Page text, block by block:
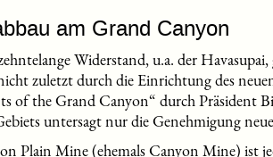
am Grand Canyon
Widerstand, u.a. der
zuletzt durch die Einrichtung des
of the Grand Canyon“ durch Präsident
untersagt nur die Genehmigung
Plain Mine (ehemals Canyon Mine) ist